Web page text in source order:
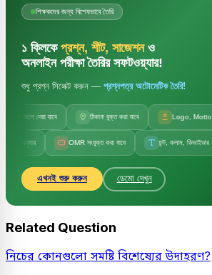
শিক্ষকদের জন্য বিশেষভাবে তৈরি
১ ক্লিকে প্রশ্ন, শীট, সাজেশনও
অনলাইন পরীক্ষা তৈরির সফটওয়্যার!
শুধু প্রশ্ন সিলেক্ট করুন — প্রশ্নপত্র অটোমেটিক তৈরি!
দেয়া যাবে ঠিকানা যুক্ত করা যাবে Logo, Motto যুক্ত হবে
OMR সংযুক্ত করা যাবে ফন্ট, কলাম, ডিভাইডার
এখনই শুরু করুন ডেমো দেখুন
Related Question
নিচের কোনগুলো সমষ্টি বিশেষ্যের উদাহরণ?